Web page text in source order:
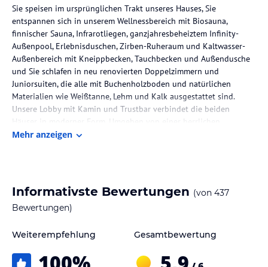
Sie speisen im ursprünglichen Trakt unseres Hauses, Sie
entspannen sich in unserem Wellnessbereich mit Biosauna,
finnischer Sauna, Infrarotliegen, ganzjahresbeheiztem Infinity-
Außenpool, Erlebnisduschen, Zirben-Ruheraum und Kaltwasser-
Außenbereich mit Kneippbecken, Tauchbecken und Außendusche
und Sie schlafen in neu renovierten Doppelzimmern und
Juniorsuiten, die alle mit Buchenholzboden und natürlichen
Materialien wie Weißtanne, Lehm und Kalk ausgestattet sind.
Unsere Lobby mit Kamin und Trustbar verbindet die beiden
Häuser in moderner Form. Umgeben von einer herrlichen
Sonnenterrasse mit Aussicht auf die umliegenden Berge trägt das
Unser Hotel befindet sich in absoluter Ruhelage am Waldrand auf
der Südseite von Au im hinteren Bregenzerwald.
Au ist in 10 Minuten zu Fuß erreichbar. Das Wander- und Skigebiet
Zimmer / Unterbringung im Hotel
Mehr anzeigen
Informativste Bewertungen (von 437
Bewertungen)
Weiterempfehlung Gesamtbewertung